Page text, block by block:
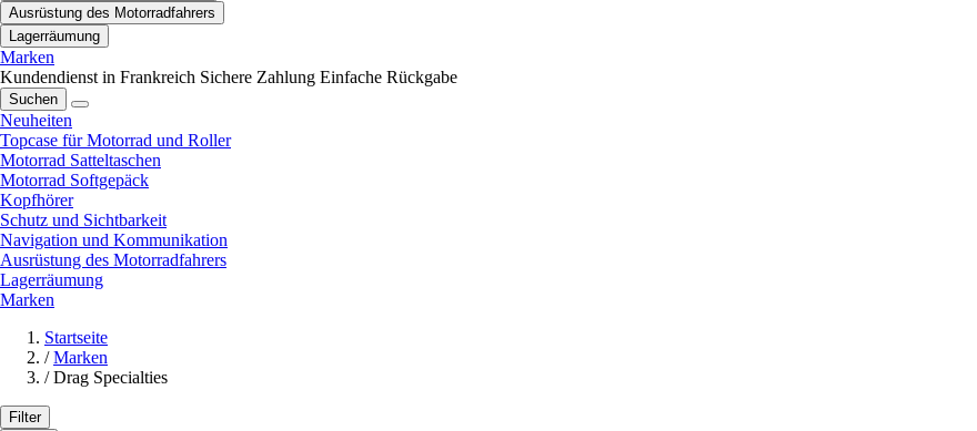
Ausrüstung des Motorradfahrers
Lagerräumung
Marken
Kundendienst in Frankreich Sichere Zahlung Einfache Rückgabe
Suchen
Neuheiten
Topcase für Motorrad und Roller
Motorrad Satteltaschen
Motorrad Softgepäck
Kopfhörer
Schutz und Sichtbarkeit
Navigation und Kommunikation
Ausrüstung des Motorradfahrers
Lagerräumung
Marken
Startseite
/ Marken
/ Drag Specialties
Filter